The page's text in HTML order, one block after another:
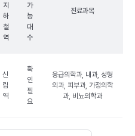
지
하
철
역
가
능
대
수
진료과목
신
림
역
확
인
필
요
응급의학과, 내과, 성형
외과, 피부과, 가정의학
과, 비뇨의학과